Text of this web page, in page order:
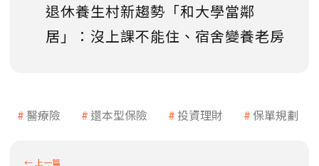
退休養生村新趨勢「和大學當鄰
居」：沒上課不能住、宿舍變養老房
醫療險 還本型保險 投資理財 保單規劃